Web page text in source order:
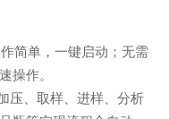
简单，一键启动；无需
操作。
、取样、进样、分析